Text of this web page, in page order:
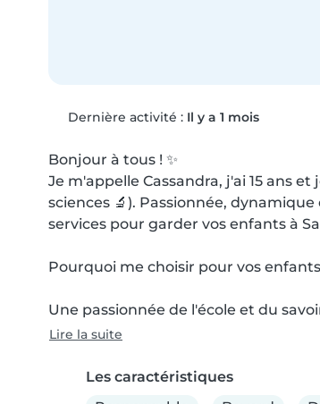
Dernière activité : Il y a 1 mois
Bonjour à tous ! ✨
Je m'appelle Cassandra, j'ai 15 ans
sciences 🔬). Passionnée,
services pour garder vos enfants à
Pourquoi me choisir pour vos enfants
Une passionnée de l'école et du
Lire la suite
Les caractéristiques